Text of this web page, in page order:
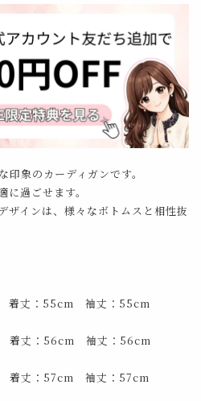
象のカーディガンです。
過ごせます。
ザインは、様々なボトムスと相性抜
着丈：55cm 袖丈：55cm
着丈：56cm 袖丈：56cm
着丈：57cm 袖丈：57cm